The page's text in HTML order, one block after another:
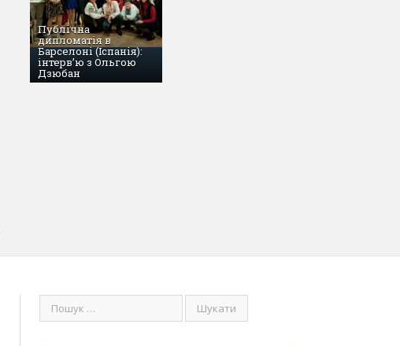
Публічна
дипломатія в
Барселоні (Іспанія):
інтерв’ю з Ольгою
Дзюбан